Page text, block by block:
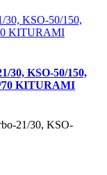
30, KSO-50/150,
70 KITURAMI
21/30, KSO-